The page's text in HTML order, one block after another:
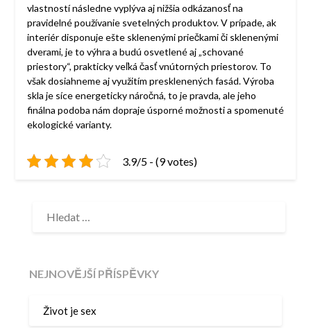
vlastností následne vyplýva aj nižšia odkázanosť na
pravidelné používanie svetelných produktov. V prípade, ak
interiér disponuje ešte sklenenými priečkami či sklenenými
dverami, je to výhra a budú osvetlené aj „schované
priestory“, prakticky veľká časť vnútorných priestorov. To
však dosiahneme aj využitím presklenených fasád. Výroba
skla je síce energeticky náročná, to je pravda, ale jeho
finálna podoba nám dopraje úsporné možnosti a spomenuté
ekologické varianty.
3.9/5 - (9 votes)
NEJNOVĚJŠÍ PŘÍSPĚVKY
Život je sex